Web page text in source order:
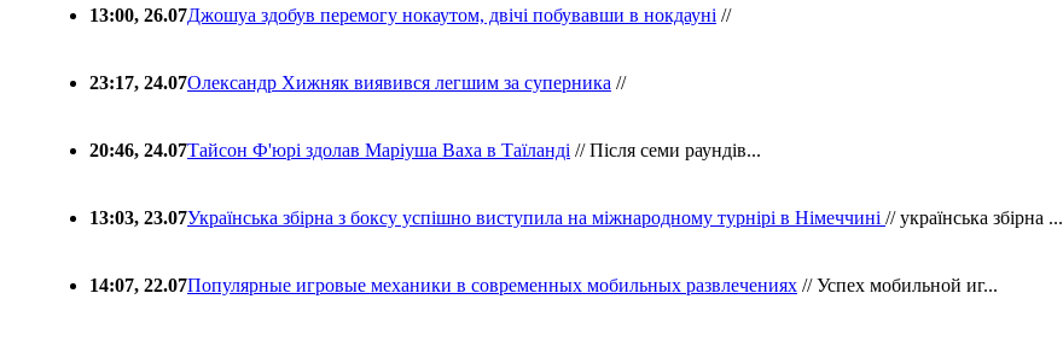
13:00, 26.07Джошуа здобув перемогу нокаутом, двічі побувавши в нокдауні //
23:17, 24.07Олександр Хижняк виявився легшим за суперника //
20:46, 24.07Тайсон Ф'юрі здолав Маріуша Ваха в Таїланді // Після семи раундів...
13:03, 23.07Українська збірна з боксу успішно виступила на міжнародному турнірі в Німеччині // українська збірна ...
14:07, 22.07Популярные игровые механики в современных мобильных развлечениях // Успех мобильной иг...